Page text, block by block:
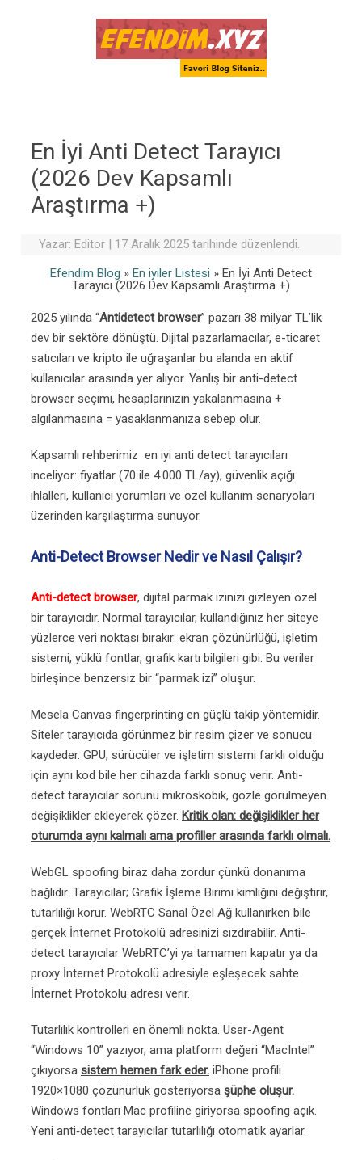
En İyi Anti Detect Tarayıcı
(2026 Dev Kapsamlı
Araştırma +)
Yazar: Editor | 17 Aralık 2025 tarihinde düzenlendi.
Efendim Blog » En iyiler Listesi » En İyi Anti Detect
Tarayıcı (2026 Dev Kapsamlı Araştırma +)
2025 yılında “Antidetect browser” pazarı 38 milyar TL’lik
dev bir sektöre dönüştü. Dijital pazarlamacılar, e-ticaret
satıcıları ve kripto ile uğraşanlar bu alanda en aktif
kullanıcılar arasında yer alıyor. Yanlış bir anti-detect
browser seçimi, hesaplarınızın yakalanmasına +
algılanmasına = yasaklanmanıza sebep olur.
Kapsamlı rehberimiz en iyi anti detect tarayıcıları
inceliyor: fiyatlar (70 ile 4.000 TL/ay), güvenlik açığı
ihlalleri, kullanıcı yorumları ve özel kullanım senaryoları
üzerinden karşılaştırma sunuyor.
Anti-Detect Browser Nedir ve Nasıl Çalışır?
Anti-detect browser, dijital parmak izinizi gizleyen özel
bir tarayıcıdır. Normal tarayıcılar, kullandığınız her siteye
yüzlerce veri noktası bırakır: ekran çözünürlüğü, işletim
sistemi, yüklü fontlar, grafik kartı bilgileri gibi. Bu veriler
birleşince benzersiz bir “parmak izi” oluşur.
Mesela Canvas fingerprinting en güçlü takip yöntemidir.
Siteler tarayıcıda görünmez bir resim çizer ve sonucu
kaydeder. GPU, sürücüler ve işletim sistemi farklı olduğu
için aynı kod bile her cihazda farklı sonuç verir. Anti-
detect tarayıcılar sorunu mikroskobik, gözle görülmeyen
değişiklikler ekleyerek çözer. Kritik olan: değişiklikler her
oturumda aynı kalmalı ama profiller arasında farklı olmalı.
WebGL spoofing biraz daha zordur çünkü donanıma
bağlıdır. Tarayıcılar; Grafik İşleme Birimi kimliğini değiştirir,
tutarlılığı korur. WebRTC Sanal Özel Ağ kullanırken bile
gerçek İnternet Protokolü adresinizi sızdırabilir. Anti-
detect tarayıcılar WebRTC’yi ya tamamen kapatır ya da
proxy İnternet Protokolü adresiyle eşleşecek sahte
İnternet Protokolü adresi verir.
Tutarlılık kontrolleri en önemli nokta. User-Agent
“Windows 10” yazıyor, ama platform değeri “MacIntel”
çıkıyorsa sistem hemen fark eder. iPhone profili
1920×1080 çözünürlük gösteriyorsa şüphe oluşur.
Windows fontları Mac profiline giriyorsa spoofing açık.
Yeni anti‑detect tarayıcılar tutarlılığı otomatik ayarlar.